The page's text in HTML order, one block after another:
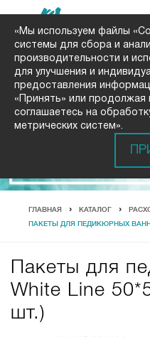
ГЛАВНАЯ КАТАЛОГ
ПАКЕТЫ ДЛЯ ПЕДИКЮРНЫХ ВАНН
Пакеты для
White Line
шт.)
«Мы используем файлы
системы для сбора и
производительности и
для улучшения и
предоставления
«Принять» или продолжая
соглашаетесь на
метрических систем».